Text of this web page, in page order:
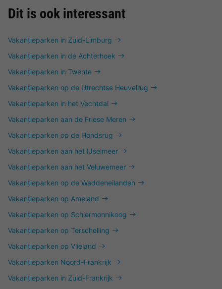
Dit is ook interessant
Vakantieparken in Zuid-Limburg
Vakantieparken in de Achterhoek
Vakantieparken in Twente
Vakantieparken op de Utrechtse Heuvelrug
Vakantieparken in het Vechtdal
Vakantieparken aan de Friese Meren
Vakantieparken op de Hondsrug
Vakantieparken aan het IJselmeer
Vakantieparken aan het Veluwemeer
Vakantieparken op de Waddeneilanden
Vakantieparken op Ameland
Vakantieparken op Schiermonnikoog
Vakantieparken op Terschelling
Vakantieparken op Vlieland
Vakantieparken Noord-Frankrijk
Vakantieparken in Zuid-Frankrijk